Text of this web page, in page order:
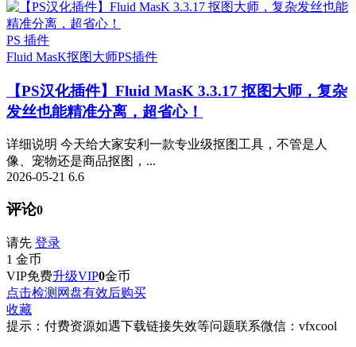
PS 插件
Fluid MasK抠图大师PS插件
【PS汉化插件】Fluid MasK 3.3.17 抠图大师，复杂
发丝也能精准分离，超省心！
详细说明 今天给大家安利一款专业级抠图工具，不管是人
像、宠物还是商品抠图，...
2026-05-21 6.6
评论0
请先 登录
1 金币
VIP免费升级VIP0金币
点击检测网盘有效后购买
收藏
提示：付费资源如遇下载链接失效等问题联系微信：vfxcool